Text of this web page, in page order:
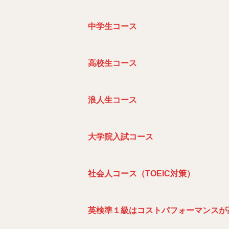
中学生コース
高校生コース
浪人生コース
大学院入試コース
社会人コース（TOEIC対策）
英検準１級はコストパフォーマンスが